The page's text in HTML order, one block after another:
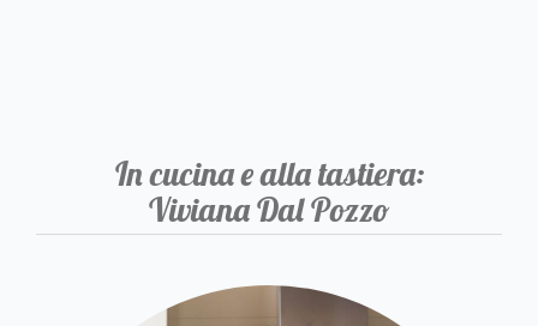
In cucina e alla tastiera:
Viviana Dal Pozzo